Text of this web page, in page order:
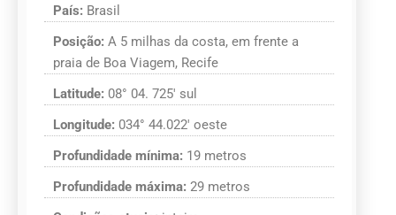
País: Brasil
Posição: A 5 milhas da costa, em frente a
praia de Boa Viagem, Recife
Latitude: 08° 04. 725′ sul
Longitude: 034° 44.022′ oeste
Profundidade mínima: 19 metros
Profundidade máxima: 29 metros